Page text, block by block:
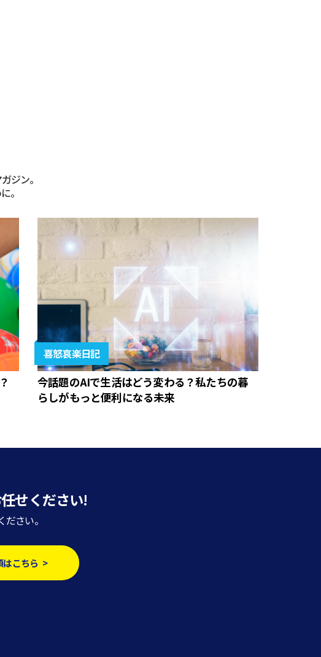
ジン。
。
喜怒哀楽日記
今話題のAIで生活はどう変わる？私たちの暮
らしがもっと便利になる未来
せください!
さい。
はこちら >